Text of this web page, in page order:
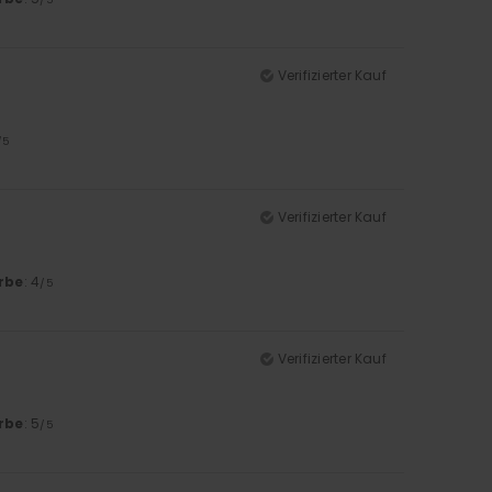
Verifizierter Kauf
Verifizierter Kauf
: 4/5
Verifizierter Kauf
: 5/5